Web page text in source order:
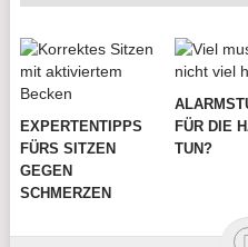
EXPERTENTIPPS
FÜRS SITZEN
GEGEN
SCHMERZEN
FÜR DIE
TUN?